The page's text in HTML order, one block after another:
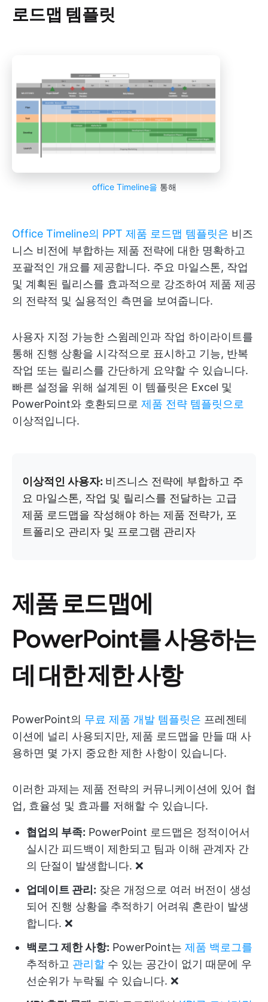
로드맵 템플릿
office Timeline을 통해
Office Timeline의 PPT 제품 로드맵 템플릿은 비즈
니스 비전에 부합하는 제품 전략에 대한 명확하고
포괄적인 개요를 제공합니다. 주요 마일스톤, 작업
및 계획된 릴리스를 효과적으로 강조하여 제품 제공
의 전략적 및 실용적인 측면을 보여줍니다.
사용자 지정 가능한 스윔레인과 작업 하이라이트를
통해 진행 상황을 시각적으로 표시하고 기능, 반복
작업 또는 릴리스를 간단하게 요약할 수 있습니다.
빠른 설정을 위해 설계된 이 템플릿은 Excel 및
PowerPoint와 호환되므로 제품 전략 템플릿으로
이상적입니다.
이상적인 사용자: 비즈니스 전략에 부합하고 주
요 마일스톤, 작업 및 릴리스를 전달하는 고급
제품 로드맵을 작성해야 하는 제품 전략가, 포
트폴리오 관리자 및 프로그램 관리자
제품 로드맵에
PowerPoint를 사용하는
데 대한 제한 사항
PowerPoint의 무료 제품 개발 템플릿은 프레젠테
이션에 널리 사용되지만, 제품 로드맵을 만들 때 사
용하면 몇 가지 중요한 제한 사항이 있습니다.
이러한 과제는 제품 전략의 커뮤니케이션에 있어 협
업, 효율성 및 효과를 저해할 수 있습니다.
협업의 부족: PowerPoint 로드맵은 정적이어서
실시간 피드백이 제한되고 팀과 이해 관계자 간
의 단절이 발생합니다. ❌
업데이트 관리: 잦은 개정으로 여러 버전이 생성
되어 진행 상황을 추적하기 어려워 혼란이 발생
합니다. ❌
백로그 제한 사항: PowerPoint는 제품 백로그를
추적하고 관리할 수 있는 공간이 없기 때문에 우
선순위가 누락될 수 있습니다. ❌